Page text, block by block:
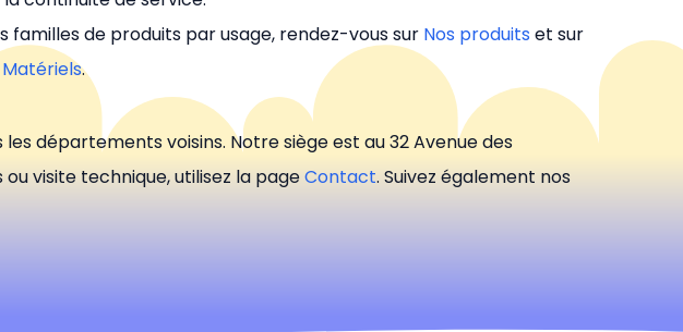
familles de produits par usage, rendez-vous sur Nos produits et sur
Matériels.
départements voisins. Notre siège est au 32 Avenue des
visite technique, utilisez la pageContact. Suivez également nos